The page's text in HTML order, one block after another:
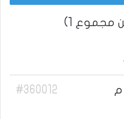
1)
#360012